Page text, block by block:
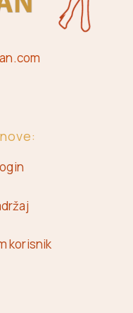
korisnik